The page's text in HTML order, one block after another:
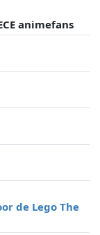
animefans
de Lego The